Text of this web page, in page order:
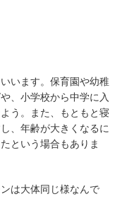
います。保育園や幼稚
、小学校から中学に入
う。また、もともと寝
、年齢が大きくなるに
という場合もありま
は大体同じ様なんで